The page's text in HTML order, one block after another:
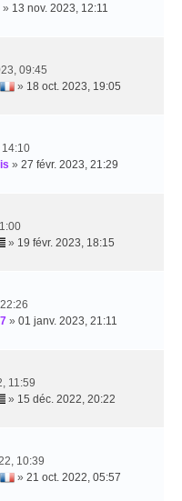
» 13 nov. 2023, 12:11
09:45
» 18 oct. 2023, 19:05
14:10
» 27 févr. 2023, 21:29
» 19 févr. 2023, 18:15
» 01 janv. 2023, 21:11
11:59
» 15 déc. 2022, 20:22
10:39
» 21 oct. 2022, 05:57